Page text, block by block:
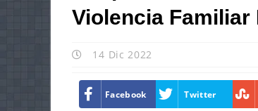
Violencia Familiar
14 Dic 2022
Facebook Twitter